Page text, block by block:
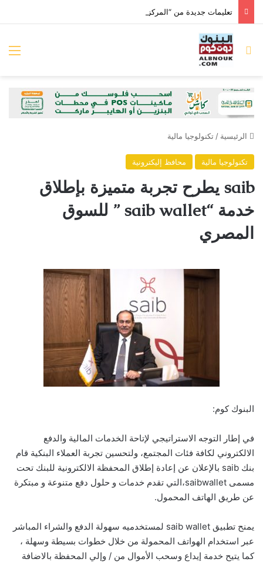
بحث عن
الرئيسية / تكنولوجيا مالية
تكنولوجيا مالية محافظ إليكترونية
saib يطرح تجربة متميزة بإطلاق
خدمة “saib wallet ” للسوق
المصري
البنوك كوم:
في إطار التوجه الاستراتيجي لإتاحة الخدمات المالية والدفع
الالكتروني لكافة فئات المجتمع، ولتحسين تجربة العملاء البنكية قام
بنك saib بالإعلان عن إعادة إطلاق المحفظة الالكترونية للبنك تحت
مسمى saibwallet،التي تقدم خدمات و حلول دفع متنوعة و مبتكرة
عن طريق الهاتف المحمول.
يمنح تطبيق saib wallet لمستخدميه سهولة الدفع والشراء المباشر
عبر استخدام الهواتف المحمولة من خلال خطوات بسيطة وسهلة ،
كما يتيح خدمة إيداع وسحب الأموال من / وإلي المحفظة بالاضافة